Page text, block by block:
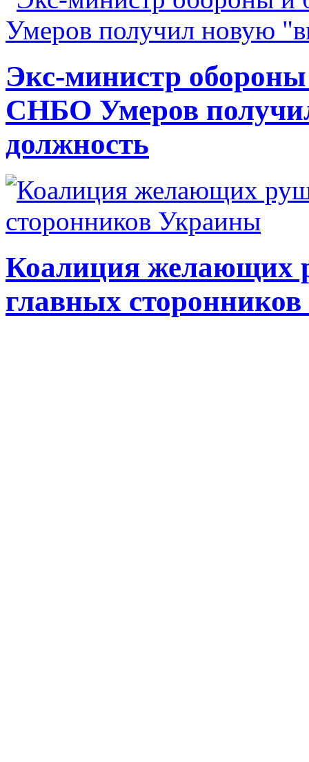
Экс-министр
СНБО Умеров
должность
Коалиция желающих
главных